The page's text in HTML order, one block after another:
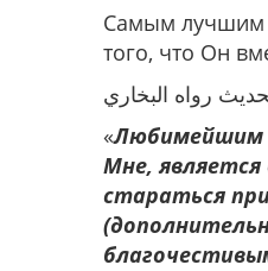
Самым лучшим
того, что Он
رواه البخاري
«Любимейшим
Мне,
стараться